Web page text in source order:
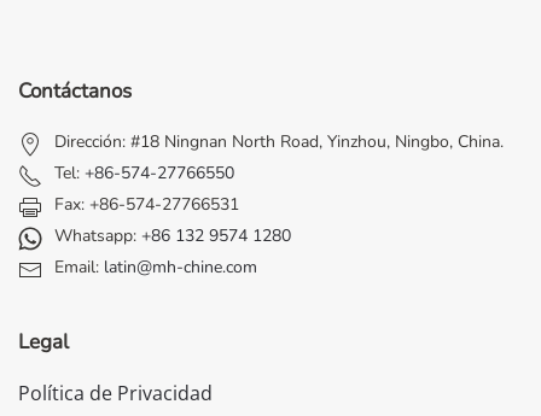
Contáctanos
Dirección: #18 Ningnan North Road, Yinzhou, Ningbo, China.
Tel: +86-574-27766550
Fax: +86-574-27766531
Whatsapp: +86 132 9574 1280
Email: latin@mh-chine.com
Legal
Política de Privacidad